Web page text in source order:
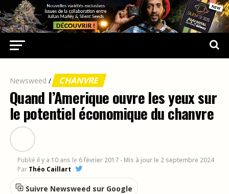
Newsweed / CHANVRE
Quand l’Amerique ouvre les yeux sur
le potentiel économique du chanvre
Publié il y a 10 ans le 6 février 2017 - Mis à jour le 2 septembre 2024
Par Théo Caillart
Suivre Newsweed sur Google